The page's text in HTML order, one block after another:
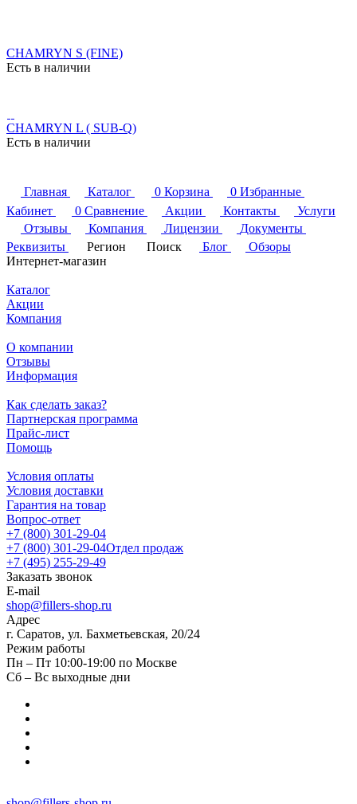
CHAMRYN S (FINE)
Есть в наличии
CHAMRYN L ( SUB-Q)
Есть в наличии
Главная Каталог 0 Корзина 0 Избранные
Кабинет
0 Сравнение Акции Контакты
Услуги
Отзывы
Компания Лицензии
Документы
Реквизиты
Регион Поиск Блог
Обзоры
Интернет-магазин
Каталог
Акции
Компания
О компании
Отзывы
Информация
Как сделать заказ?
Партнерская программа
Прайс-лист
Помощь
Условия оплаты
Условия доставки
Гарантия на товар
Вопрос-ответ
+7 (800) 301-29-04
+7 (800) 301-29-04Отдел продаж
+7 (495) 255-29-49
Заказать звонок
E-mail
shop@fillers-shop.ru
Адрес
г. Саратов, ул. Бахметьевская, 20/24
Режим работы
Пн – Пт 10:00-19:00 по Москве
Сб – Вс выходные дни